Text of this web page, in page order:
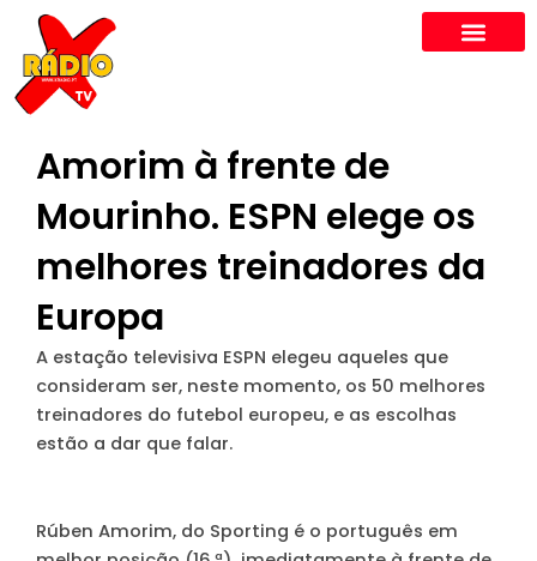
content
Amorim à frente de
Mourinho. ESPN elege os
melhores treinadores da
Europa
A estação televisiva ESPN elegeu aqueles que
consideram ser, neste momento, os 50 melhores
treinadores do futebol europeu, e as escolhas
estão a dar que falar.
Rúben Amorim, do Sporting é o português em